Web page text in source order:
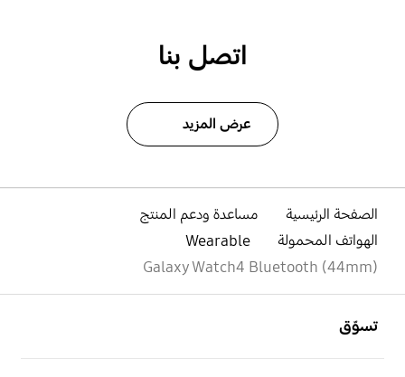
اتصل بنا
عرض المزيد
الصفحة الرئيسية
مساعدة ودعم المنتج
الهواتف المحمولة
Wearable
Galaxy Watch4 Bluetooth (44mm)
تسوّق